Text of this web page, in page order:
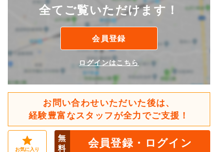
全てご覧いただけます！
会員登録
ログインはこちら
お問い合わせいただいた後は、
経験豊富なスタッフが全力でご支援！
お気に入り
無
料
会員登録・ログイン